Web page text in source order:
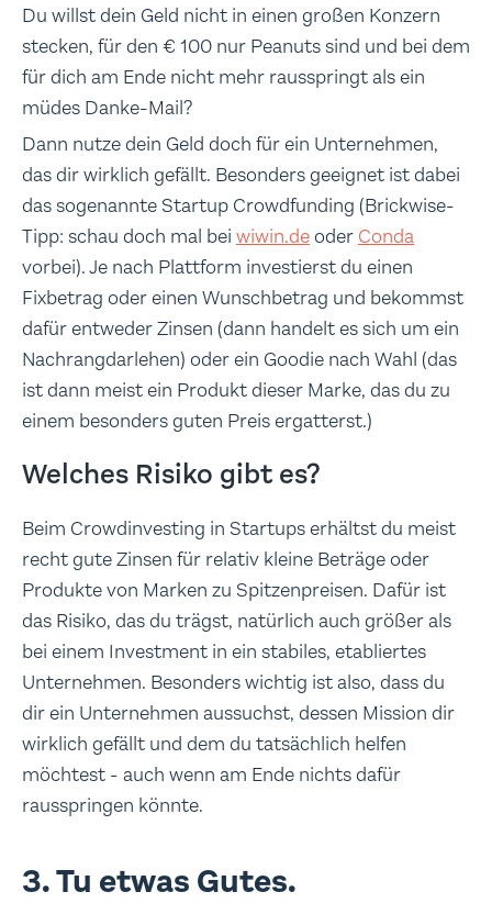
Du willst dein Geld nicht in einen großen Konzern
stecken, für den € 100 nur Peanuts sind und bei dem
für dich am Ende nicht mehr rausspringt als ein
müdes Danke-Mail?
Dann nutze dein Geld doch für ein Unternehmen,
das dir wirklich gefällt. Besonders geeignet ist dabei
das sogenannte Startup Crowdfunding (Brickwise-
Tipp: schau doch mal bei wiwin.deoder Conda
vorbei). Je nach Plattform investierst du einen
Fixbetrag oder einen Wunschbetrag und bekommst
dafür entweder Zinsen (dann handelt es sich um ein
Nachrangdarlehen) oder ein Goodie nach Wahl (das
ist dann meist ein Produkt dieser Marke, das du zu
einem besonders guten Preis ergatterst.)
Welches Risiko gibt es?
Beim Crowdinvesting in Startups erhältst du meist
recht gute Zinsen für relativ kleine Beträge oder
Produkte von Marken zu Spitzenpreisen. Dafür ist
das Risiko, das du trägst, natürlich auch größer als
bei einem Investment in ein stabiles, etabliertes
Unternehmen. Besonders wichtig ist also, dass du
dir ein Unternehmen aussuchst, dessen Mission dir
wirklich gefällt und dem du tatsächlich helfen
möchtest - auch wenn am Ende nichts dafür
rausspringen könnte.
3. Tu etwas Gutes.